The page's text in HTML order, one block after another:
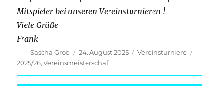
Mitspieler bei unseren Vereinsturnieren !
Viele Grüße
Frank
Autor
Sascha Grob
Veröffentlicht
am
24. August 2025 Kategorien
Vereinsturniere
2025/26,Vereinsmeisterschaft